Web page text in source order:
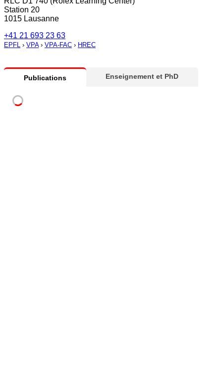
Station 20
1015 Lausanne
+41 21 693 23 63
EPFL › VPA› VPA-FAC › HREC
Publications Enseignement et PhD